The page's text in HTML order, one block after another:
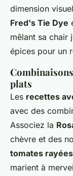
dimension
Fred's Tie Dye
mêlant sa chair
épices pour un
plats
Les recettes
avec des
Associez la
chèvre et des
tomates rayées
marient à